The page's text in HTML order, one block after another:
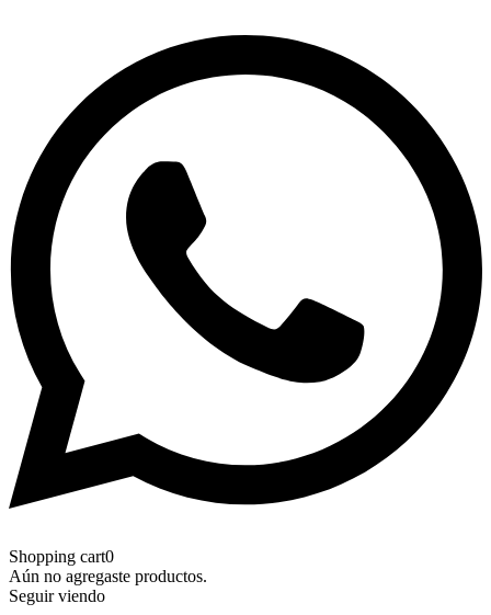
Shopping cart0
Aún no agregaste productos.
Seguir viendo